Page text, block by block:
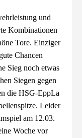
und
Kombinationen
Tore. Einziger
Chancen
Sieg noch etwas
Siegen gegen
die HSG-EppLa
Leider
am 12.03.
Woche vor